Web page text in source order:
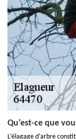
Qu’est-ce que
L’élagage d’arbre